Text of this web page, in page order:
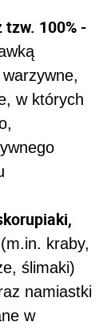
100% -
w których
(m.in. kraby,
ślimaki)
namiastki
w